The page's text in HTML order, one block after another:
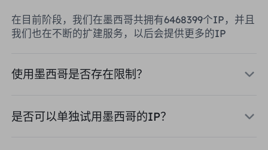
在目前阶段，我们在墨西哥共拥有6468399个IP，并且
我们也在不断的扩建服务，以后会提供更多的IP
使用墨西哥是否存在限制？
是否可以单独试用墨西哥的IP？